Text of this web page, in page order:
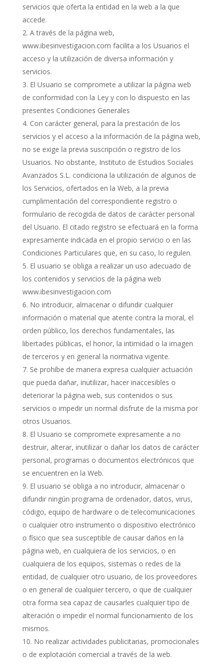
servicios que oferta la entidad en la web a la que
accede.
A través de la página web,
www.ibesinvestigacion.com facilita a los Usuarios el
acceso y la utilización de diversa información y
servicios.
El Usuario se compromete a utilizar la página web
de conformidad con la Ley y con lo dispuesto en las
presentes Condiciones Generales
Con carácter general, para la prestación de los
servicios y el acceso a la información de la página web,
no se exige la previa suscripción o registro de los
Usuarios. No obstante, Instituto de Estudios Sociales
Avanzados S.L. condiciona la utilización de algunos de
los Servicios, ofertados en la Web, a la previa
cumplimentación del correspondiente registro o
formulario de recogida de datos de carácter personal
del Usuario. El citado registro se efectuará en la forma
expresamente indicada en el propio servicio o en las
Condiciones Particulares que, en su caso, lo regulen.
El usuario se obliga a realizar un uso adecuado de
los contenidos y servicios de la página web
www.ibesinvestigacion.com
No introducir, almacenar o difundir cualquier
información o material que atente contra la moral, el
orden público, los derechos fundamentales, las
libertades públicas, el honor, la intimidad o la imagen
de terceros y en general la normativa vigente.
Se prohíbe de manera expresa cualquier actuación
que pueda dañar, inutilizar, hacer inaccesibles o
deteriorar la página web, sus contenidos o sus
servicios o impedir un normal disfrute de la misma por
otros Usuarios.
El Usuario se compromete expresamente a no
destruir, alterar, inutilizar o dañar los datos de carácter
personal, programas o documentos electrónicos que
se encuentren en la Web.
El usuario se obliga a no introducir, almacenar o
difundir ningún programa de ordenador, datos, virus,
código, equipo de hardware o de telecomunicaciones
o cualquier otro instrumento o dispositivo electrónico
o físico que sea susceptible de causar daños en la
página web, en cualquiera de los servicios, o en
cualquiera de los equipos, sistemas o redes de la
entidad, de cualquier otro usuario, de los proveedores
o en general de cualquier tercero, o que de cualquier
otra forma sea capaz de causarles cualquier tipo de
alteración o impedir el normal funcionamiento de los
mismos.
No realizar actividades publicitarias, promocionales
o de explotación comercial a través de la web.